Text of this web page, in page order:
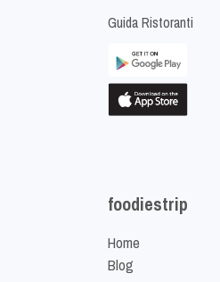
Guida Ristoranti
foodiestrip
Home
Blog